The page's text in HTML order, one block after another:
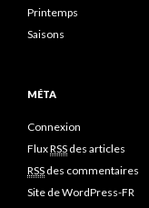
Printemps
Saisons
MÉTA
Connexion
FluxRSS des articles
RSS des commentaires
Site de WordPress-FR